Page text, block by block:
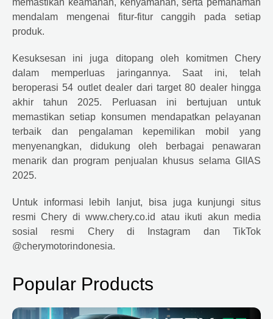
mendalam mengenai fitur-fitur canggih pada setiap
produk.
Kesuksesan ini juga ditopang oleh komitmen Chery
dalam memperluas jaringannya. Saat ini, telah
beroperasi 54 outlet dealer dari target 80 dealer hingga
akhir tahun 2025. Perluasan ini bertujuan untuk
memastikan setiap konsumen mendapatkan pelayanan
terbaik dan pengalaman kepemilikan mobil yang
menyenangkan, didukung oleh berbagai penawaran
menarik dan program penjualan khusus selama GIIAS
2025.
Untuk informasi lebih lanjut, bisa juga kunjungi situs
resmi Chery di www.chery.co.id atau ikuti akun media
sosial resmi Chery di Instagram dan TikTok
@cherymotorindonesia.
Popular Products